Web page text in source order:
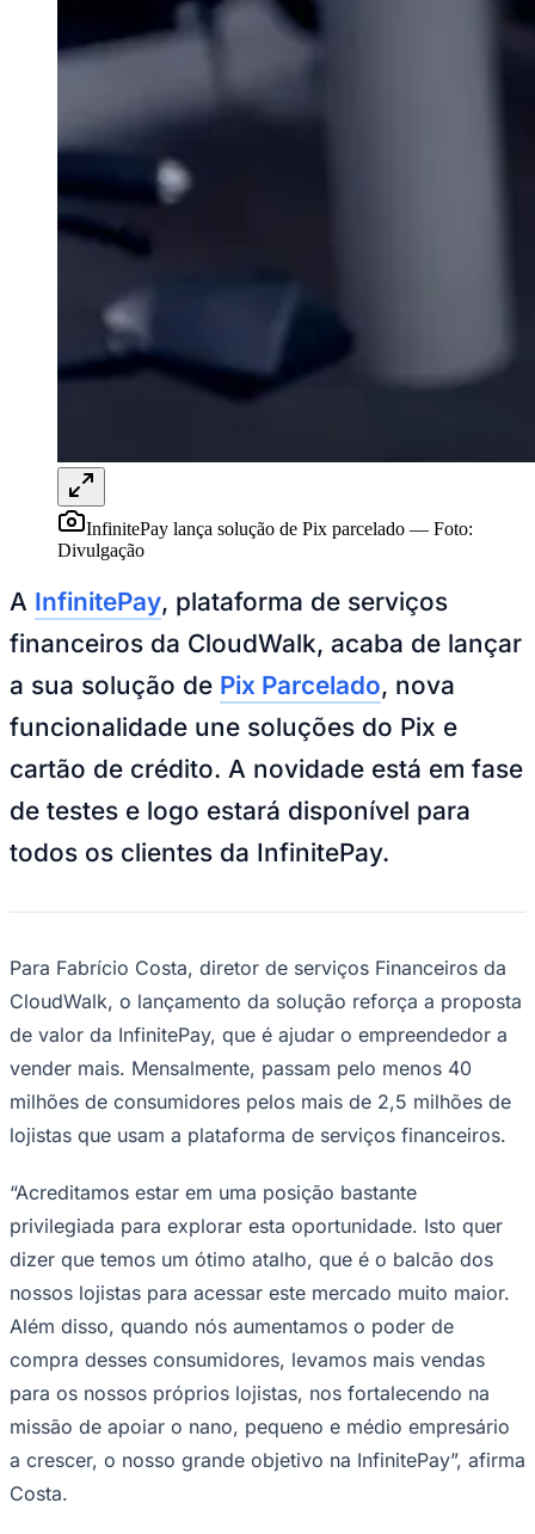
Vitória
Sport
InfinitePay lança solução de Pix parcelado — Foto:
Divulgação
A InfinitePay, plataforma de serviços
financeiros da CloudWalk, acaba de lançar
a sua solução de Pix Parcelado, nova
funcionalidade une soluções do Pix e
cartão de crédito. A novidade está em fase
de testes e logo estará disponível para
todos os clientes da InfinitePay.
Para Fabrício Costa, diretor de serviços Financeiros da
CloudWalk, o lançamento da solução reforça a proposta
de valor da InfinitePay, que é ajudar o empreendedor a
vender mais. Mensalmente, passam pelo menos 40
milhões de consumidores pelos mais de 2,5 milhões de
lojistas que usam a plataforma de serviços financeiros.
“Acreditamos estar em uma posição bastante
privilegiada para explorar esta oportunidade. Isto quer
dizer que temos um ótimo atalho, que é o balcão dos
nossos lojistas para acessar este mercado muito maior.
Além disso, quando nós aumentamos o poder de
compra desses consumidores, levamos mais vendas
para os nossos próprios lojistas, nos fortalecendo na
missão de apoiar o nano, pequeno e médio empresário
a crescer, o nosso grande objetivo na InfinitePay”, afirma
Costa.